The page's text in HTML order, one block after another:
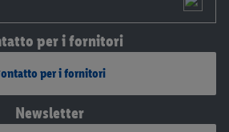
per i fornitori
per i fornitori
Newsletter